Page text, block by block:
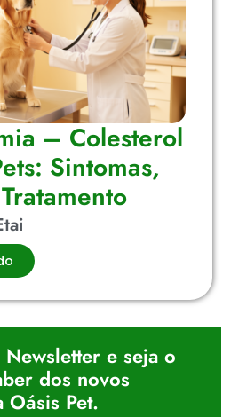
– Colesterol
Sintomas,
e seja o
dos novos
Oásis Pet.